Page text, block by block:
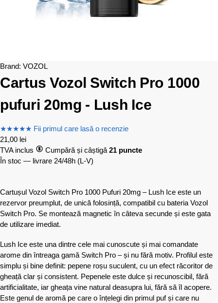
Brand: VOZOL
Cartus Vozol Switch Pro 1000
pufuri 20mg - Lush Ice
★★★★★ Fii primul care lasă o recenzie
21,00 lei
TVA inclus
Cumpără și câștigă 21 puncte
În stoc — livrare 24/48h (L-V)
Cartușul Vozol Switch Pro 1000 Pufuri 20mg – Lush Ice este un
rezervor preumplut, de unică folosință, compatibil cu bateria Vozol
Switch Pro. Se montează magnetic în câteva secunde și este gata
de utilizare imediat.
Lush Ice este una dintre cele mai cunoscute și mai comandate
arome din întreaga gamă Switch Pro – și nu fără motiv. Profilul este
simplu și bine definit: pepene roșu suculent, cu un efect răcoritor de
gheață clar și consistent. Pepenele este dulce și recunoscibil, fără
artificialitate, iar gheața vine natural deasupra lui, fără să îl acopere.
Este genul de aromă pe care o înțelegi din primul puf și care nu